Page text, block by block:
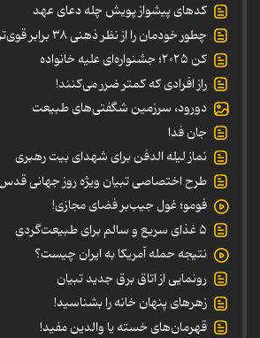
کدهای پیشواز پویش چله دعای عهد
چطور خودمان را از نظر ذهنی ۳۸ برابر قوی‌تر کنیم؟
کن ۲۰۲۵؛ جشنواره‌ای علیه خانواده
راز افرادی که کمتر ضرر می‌کنند!
دورود، سرزمین شگفتی‌های طبیعت
جان فدا
نماز لیله الدفن برای شهدای بیت رهبری
طرح اختصاصی تبیان ویژه روز جهانی
فومو؛ غول جیب‌بر فضای مجازی!
۵ غذای سریع و سالم برای طبیعت‌گردی
نتیجه حمله آمریکا به ایران چیست؟
رونمایی از اتاق برق جدید تبیان
زهرهای پنهان خانه را بشناسید!
قهرمان‌های خسته یا والدین مفید!